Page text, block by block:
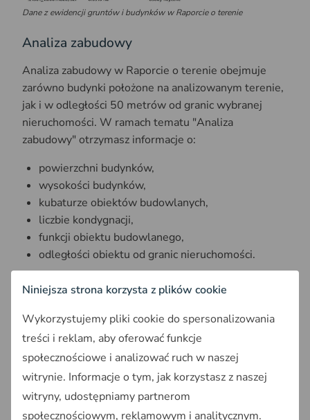
Dane z ewidencji gruntów i budynków w Raporcie o terenie
Analiza zabudowy
Analiza zabudowy w Raporcie o terenie obejmuje
zarówno budynki położone na analizowanym terenie,
jak i w odległości 50 metrów od granic wybranej
nieruchomości. W ramach tematu "Analiza
zabudowy" otrzymasz informacje o:
powierzchni budynków,
wysokości budynków,
kubaturze obiektów budowlanych,
liczbie kondygnacji,
funkcji obiektu budowlanego,
odległości obiektu od granic nieruchomości.
Dane do analizy przestawione są na mapie z
dołączoną legendą, gdzie za pomocą kolorów
określamy funkcję obiektów budowalnych na działce i
w okolicy. Natomiast szczegółowe informacje o
wskazanych obiektach przestawiamy za pomocą
tabeli.
Niniejsza strona korzysta z plików cookie
Wykorzystujemy pliki cookie do spersonalizowania
treści i reklam, aby oferować funkcje
społecznościowe i analizować ruch w naszej
witrynie. Informacje o tym, jak korzystasz z naszej
witryny, udostępniamy partnerom
społecznościowym, reklamowym i analitycznym.